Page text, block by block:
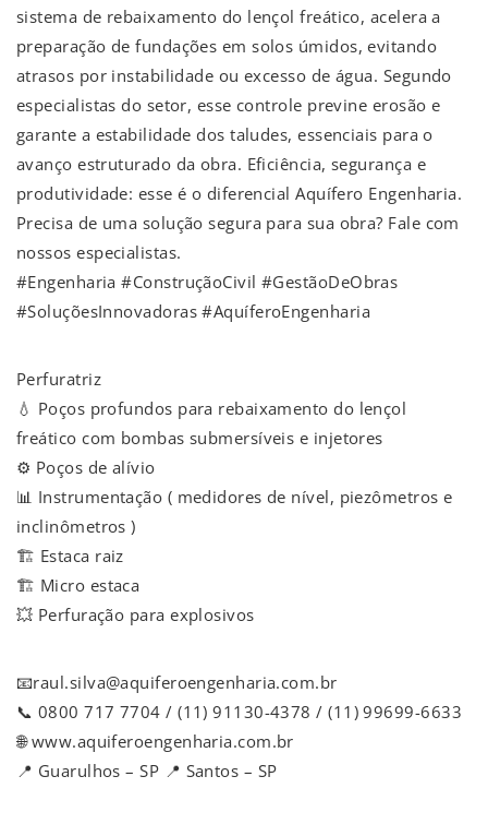
sistema de rebaixamento do lençol freático, acelera a
preparação de fundações em solos úmidos, evitando
atrasos por instabilidade ou excesso de água. Segundo
especialistas do setor, esse controle previne erosão e
garante a estabilidade dos taludes, essenciais para o
avanço estruturado da obra. Eficiência, segurança e
produtividade: esse é o diferencial Aquífero Engenharia.
Precisa de uma solução segura para sua obra? Fale com
nossos especialistas.
#Engenharia #ConstruçãoCivil #GestãoDeObras
#SoluçõesInnovadoras #AquíferoEngenharia
Perfuratriz
💧 Poços profundos para rebaixamento do lençol
freático com bombas submersíveis e injetores
⚙️ Poços de alívio
📊 Instrumentação ( medidores de nível, piezômetros e
inclinômetros )
🏗️ Estaca raiz
🏗️ Micro estaca
💥 Perfuração para explosivos
📧raul.silva@aquiferoengenharia.com.br
📞 0800 717 7704 / (11) 91130-4378 / (11) 99699-6633
🌐 www.aquiferoengenharia.com.br
📍 Guarulhos – SP 📍 Santos – SP